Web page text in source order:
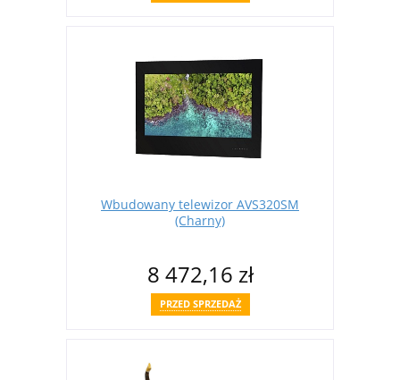
Wbudowany telewizor AVS320SM
(Charny)
8 472,16 zł
PRZED SPRZEDAŻ